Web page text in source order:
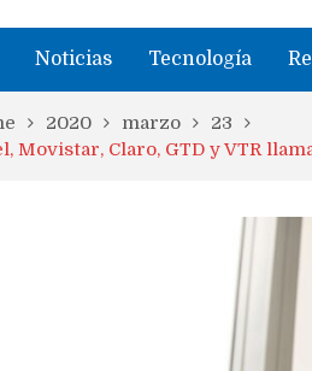
Noticias Tecnología
2020 marzo
23
Movistar, Claro, GTD y VTR